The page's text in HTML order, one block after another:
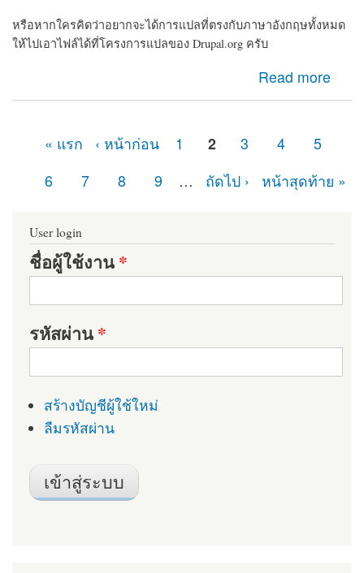
หรือหากใครคิดว่าอยากจะได้การแปลที่ตรงกับภาษาอังกฤษทั้งหมด
ให้ไปเอาไฟล์ได้ที่โครงการแปลของ Drupal.org ครับ
Read more
« แรก ‹ หน้าก่อน 1 2 3 4
5
6
7 8 9 … ถัดไป › หน้าสุดท้าย »
User login
ชื่อผู้ใช้งาน*
รหัสผ่าน*
สร้างบัญชีผู้ใช้ใหม่
ลืมรหัสผ่าน